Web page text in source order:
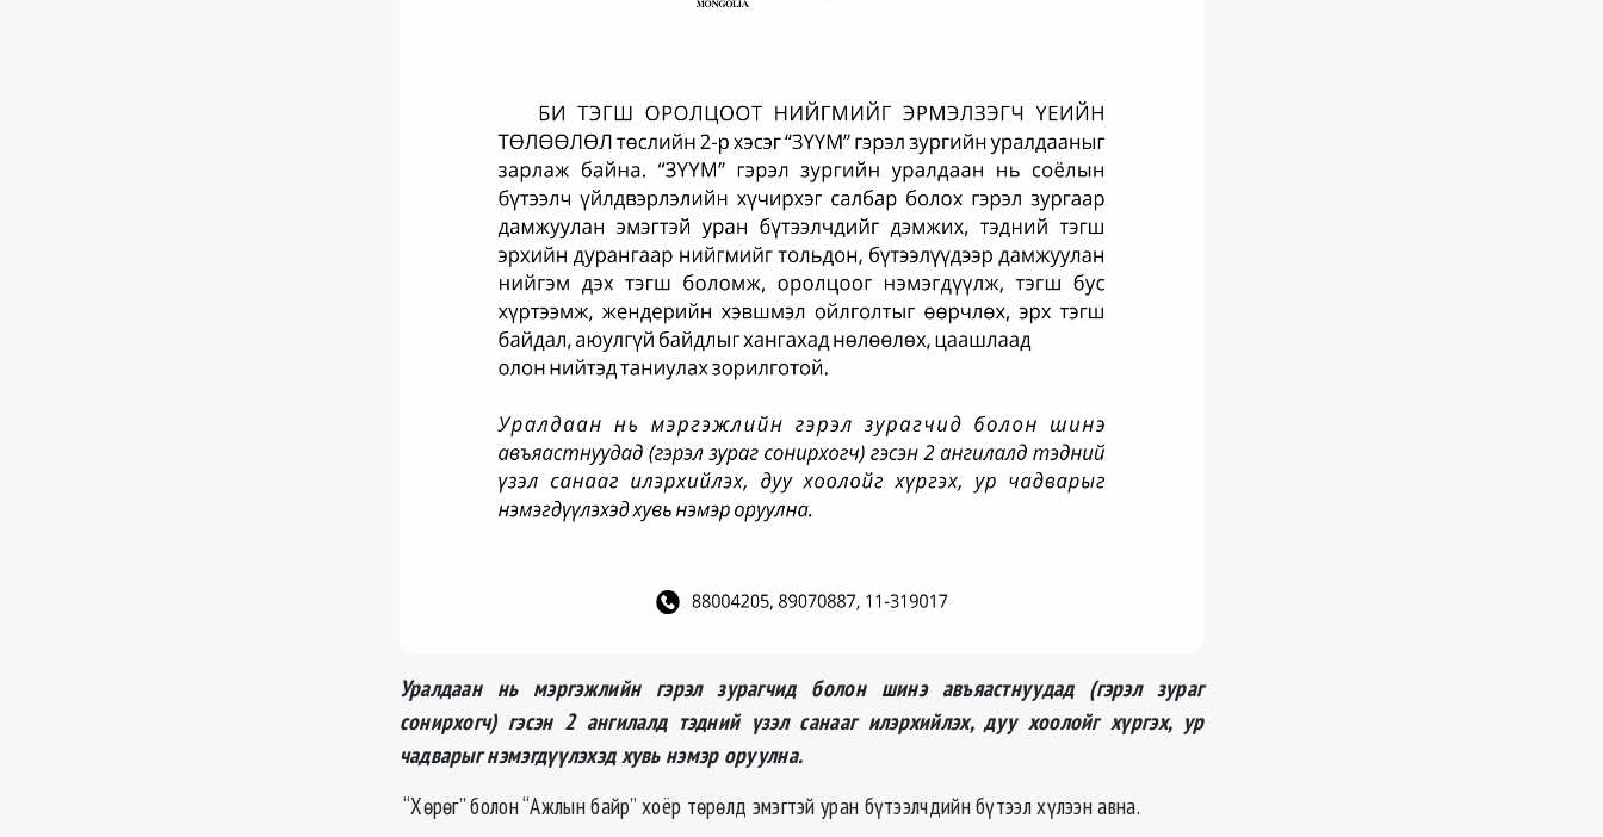
Уралдаан нь мэргэжлийн гэрэл зурагчид болон шинэ авъяастнуудад (гэрэл зураг
сонирхогч) гэсэн 2 ангилалд тэдний үзэл санааг илэрхийлэх, дуу хоолойг хүргэх, ур
чадварыг нэмэгдүүлэхэд хувь нэмэр оруулна.
“Хөрөг” болон “Ажлын байр” хоёр төрөлд эмэгтэй уран бүтээлчдийн бүтээл хүлээн авна.